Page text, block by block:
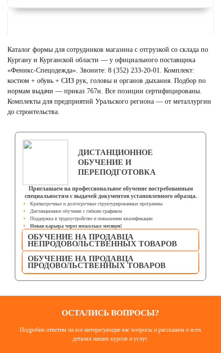
Смотреть
Каталог формы для сотрудников магазина с отгрузкой со склада по
Кургану и Курганской области — у официального поставщика
«Феникс-Спецодежда». Звоните: 8 (352) 233-20-01. Комплект:
костюм + обувь + СИЗ рук, головы и органов дыхания. Подбор по
нормам выдачи — приказ 767н. Все позиции сертифицированы.
Комплекты для предприятий Уральского региона — от металлургии
до строительства.
ДИСТАНЦИОННОЕ
ОБУЧЕНИЕ И
ПЕРЕПОДГОТОВКА
Приглашаем на профессиональное обучение востребованным
специальностям с выдачей документов установленного образца.
Краткосрочные и долгосрочные структурированные программы
Дистанционное обучение с гибким графиком
Поддержка в трудоустройстве и повышении квалификации
Новая карьера через несколько месяцев!
ОБУЧЕНИЕ НА ПРОДАВЦА
НЕПРОДОВОЛЬСТВЕННЫХ ТОВАРОВ
ОБУЧЕНИЕ НА ПРОДАВЦА
ПРОДОВОЛЬСТВЕННЫХ ТОВАРОВ
ОСТАЛИСЬ ВОПРОСЫ?
Подробно ответим на все интересующие вас вопросы и расскажем о всех
деталях наших курсов и услуг.